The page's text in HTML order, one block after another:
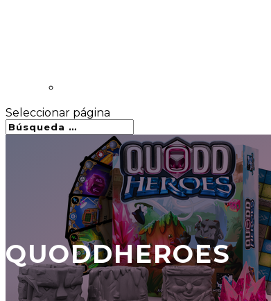
Seleccionar página
QUODDHEROES